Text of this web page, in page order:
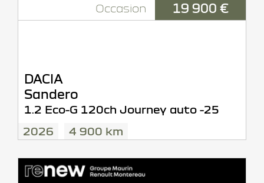
Occasion 19 900 €
DACIA
Sandero
1.2 Eco-G 120ch Journey auto -25
2026
4 900 km